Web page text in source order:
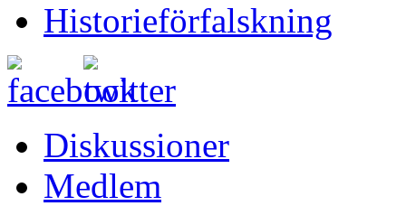
Historieförfalskning
Diskussioner
Medlem